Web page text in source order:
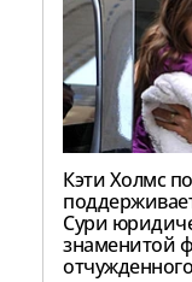
Кэти Холмс
Сури
знаменитой